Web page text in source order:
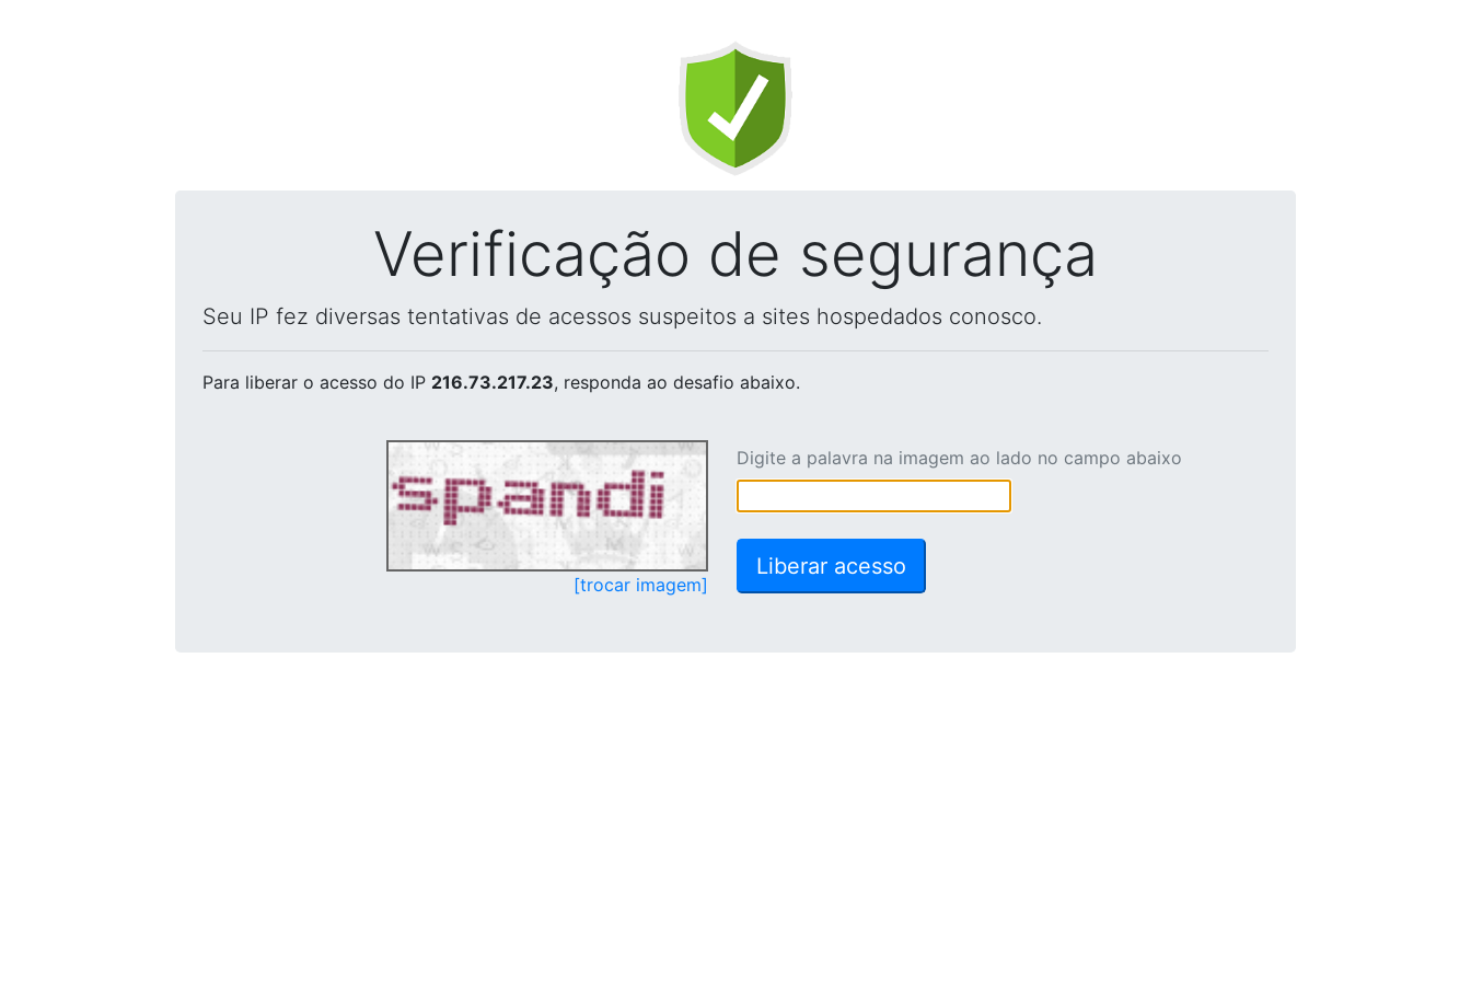
Verificação de segurança
Seu IP fez diversas tentativas de acessos suspeitos a sites hospedados conosco.
Para liberar o acesso do IP 216.73.217.23, responda ao desafio abaixo.
[trocar imagem]
Digite a palavra na imagem ao lado no campo abaixo